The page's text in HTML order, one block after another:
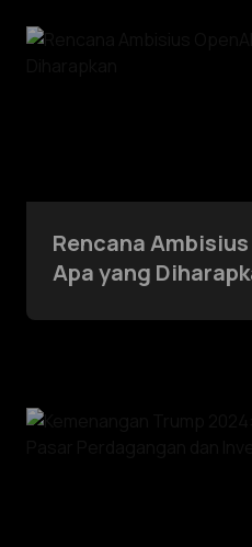
Rencana
Apa yang